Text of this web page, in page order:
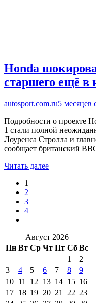
Honda
старшего ещё в
autosport.com.ru5 месяцев
Подробности о проекте
1 стали полной
Лоуренса Стролла и
сообщает британский
Читать далее
1
2
3
4
Август 2026
Пн Вт Ср Чт Пт Сб Вс
1
2
3
4 5 6 7 8
9
10 11 12 13 14 15 16
17 18 19 20 21 22 23